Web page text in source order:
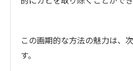
この画期的な方法の魅力は、
す。